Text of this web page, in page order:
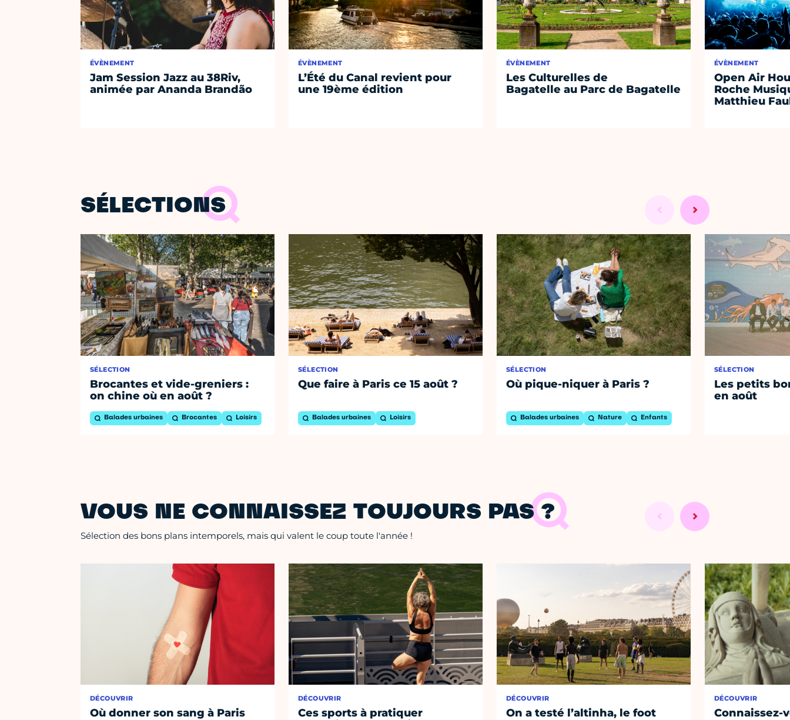
ÉVÈNEMENT
Jam Session Jazz au 38Riv,
animée par Ananda Brandão
ÉVÈNEMENT
L’Été du Canal revient pour
une 19ème édition
ÉVÈNEMENT
Les Culturelles de
Bagatelle au Parc de Bagatelle
ÉVÈNEMENT
Open Air
Roche
Matthieu
SÉLECTIONS
SÉLECTION
Brocantes et vide-greniers :
on chine où en août ?
Balades urbaines Brocantes Loisirs
SÉLECTION
Que faire à Paris ce 15 août ?
Balades urbaines Loisirs
SÉLECTION
Où pique-niquer à Paris ?
Balades urbaines Nature Enfants
SÉLECTION
Les petits
en août
VOUS NE CONNAISSEZ TOUJOURS PAS ?
Sélection des bons plans intemporels, mais qui valent le coup toute l'année !
DÉCOUVRIR
Où donner son sang à Paris
DÉCOUVRIR
Ces sports à pratiquer
DÉCOUVRIR
On a testé l’altinha, le foot
DÉCOUVRIR
Connaissez-